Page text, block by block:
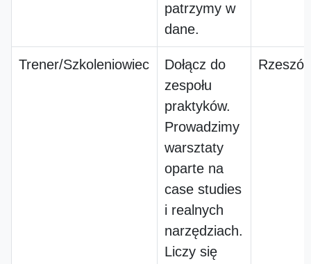
patrzymy w
dane.
Trener/Szkoleniowiec
Dołącz do
zespołu
praktyków.
Prowadzimy
warsztaty
oparte na
case studies
i realnych
narzędziach.
Liczy się